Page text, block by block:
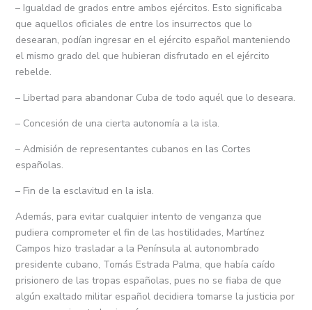
– Igualdad de grados entre ambos ejércitos. Esto significaba
que aquellos oficiales de entre los insurrectos que lo
desearan, podían ingresar en el ejército español manteniendo
el mismo grado del que hubieran disfrutado en el ejército
rebelde.
– Libertad para abandonar Cuba de todo aquél que lo deseara.
– Concesión de una cierta autonomía a la isla.
– Admisión de representantes cubanos en las Cortes
españolas.
– Fin de la esclavitud en la isla.
Además, para evitar cualquier intento de venganza que
pudiera comprometer el fin de las hostilidades, Martínez
Campos hizo trasladar a la Península al autonombrado
presidente cubano, Tomás Estrada Palma, que había caído
prisionero de las tropas españolas, pues no se fiaba de que
algún exaltado militar español decidiera tomarse la justicia por